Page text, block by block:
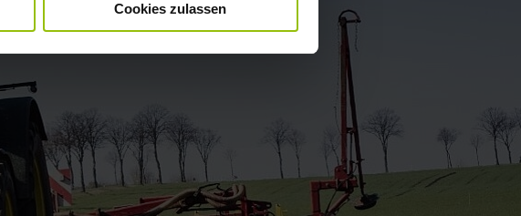
Datenschutzerklärung.
Cookies zulassen